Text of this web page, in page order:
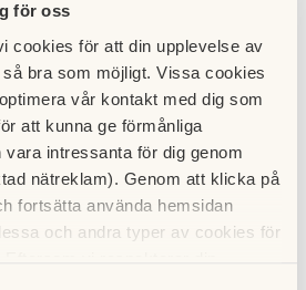
för oss
cookies för att din upplevelse av
bra som möjligt. Vissa cookies
vår kontakt med dig som
att kunna ge förmånliga
intressanta för dig genom
nätreklam). Genom att klicka på
fortsätta använda hemsidan
och andra typer av cookies för
, fika äta ja vad man vill. Ingen
Opera.: kl 9.15
i Malmö vid ca kl 14.45 Anmälan som
bibbi725@gmail.com